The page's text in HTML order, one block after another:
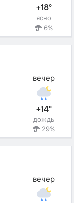
+18°
ясно
6%
вечер
+14°
дождь
29%
вечер